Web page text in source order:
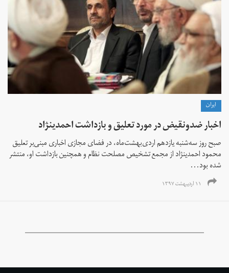
ايران
اخبار ضدونقیض در مورد تعلیق و بازداشت احمدی‎نژاد
صبح روز سه‌شنبه یازدهم اردی‌بهشت‌ماه، در فضای مجازی اخباری مبنی‌بر تعلیق
محمود احمدی‎نژاد از مجمع تشخیص مصلحت نظام و همچنین بازداشت او، منتشر
شده بود...
۱۱ اردیبهشت ۱۳۹۷